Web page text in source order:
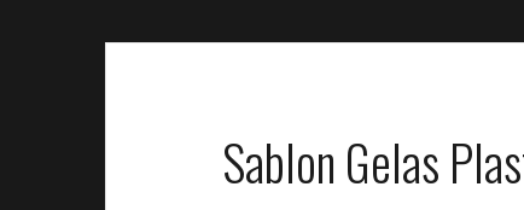
Sablon Gelas